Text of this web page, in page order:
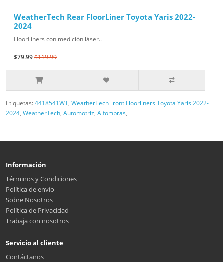
WeatherTech Rear FloorLiner Toyota Yaris 2022-
2024
FloorLiners con medición láser..
$79.99$119.99
Etiquetas:4418541WT, WeatherTech Front Floorliners Toyota Yaris 2022-
2024, WeatherTech, Automotriz, Alfombras,
Información
Términos y Condiciones
Política de envío
Sobre Nosotros
Política de Privacidad
Trabaja con nosotros
Servicio al cliente
Contáctanos